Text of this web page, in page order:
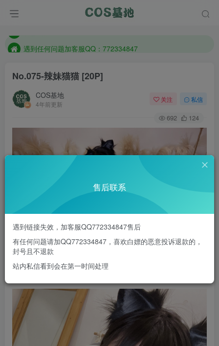
防失联：百度搜索《一七天佳》，实时查看最新站点。
遇到任何问题加客服QQ：772334847
No.075-辣妹猫猫 [20P]
COS基地
4年前更新
关注 私信
692 124
售后联系
遇到链接失效，加客服QQ772334847售后
有任何问题请加QQ772334847，喜欢白嫖的恶意投诉退款的，
封号且不退款
站内私信看到会在第一时间处理